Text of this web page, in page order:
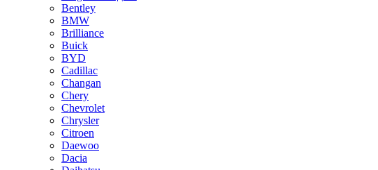
Bentley
BMW
Brilliance
Buick
BYD
Cadillac
Changan
Chery
Chevrolet
Chrysler
Citroen
Daewoo
Dacia